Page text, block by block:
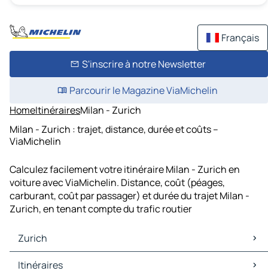
Français
S'inscrire à notre Newsletter
Parcourir le Magazine ViaMichelin
HomeItinérairesMilan - Zurich
Milan - Zurich : trajet, distance, durée et coûts –
ViaMichelin
Calculez facilement votre itinéraire Milan - Zurich en
voiture avec ViaMichelin. Distance, coût (péages,
carburant, coût par passager) et durée du trajet Milan -
Zurich, en tenant compte du trafic routier
Zurich
Zurich Cartes et plans
Itinéraires